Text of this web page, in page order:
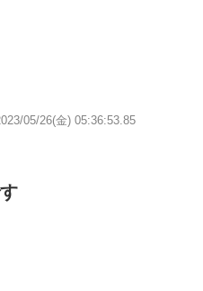
05/26(金) 05:36:53.85